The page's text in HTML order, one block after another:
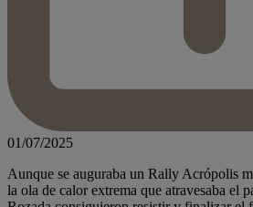
01/07/2025
Aunque se auguraba un Rally Acrópolis
la ola de calor extrema que atravesaba el